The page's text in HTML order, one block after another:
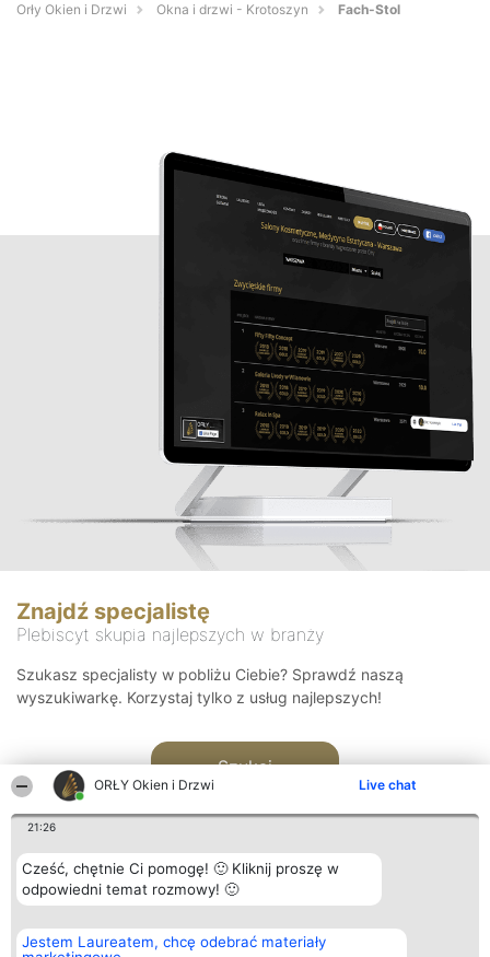
ORŁY Okien i Drzwi Live chat
21:26
Cześć, chętnie Ci pomogę! 🙂 Kliknij proszę w
odpowiedni temat rozmowy! 🙂
Jestem Laureatem, chcę odebrać materiały
Orły Okien i Drzwi Okna i drzwi - Krotoszyn Fach-Stol
Znajdź specjalistę
Plebiscyt skupia najlepszych w branży
Szukasz specjalisty w pobliżu Ciebie? Sprawdź naszą
wyszukiwarkę. Korzystaj tylko z usług najlepszych!
Szukaj
Organizator plebiscytu
Bright Side Solutions sp. z o.
Plebiscyt
Laureaci
Kontakt
Kontakt